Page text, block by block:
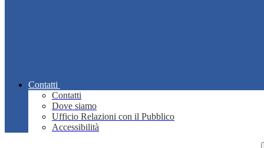
Contatti
Contatti
Dove siamo
Ufficio Relazioni con il Pubblico
Accessibilità